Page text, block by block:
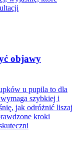
objawy
u pupila to dla
szybkiej i
jak odróżnić liszaj
kroki